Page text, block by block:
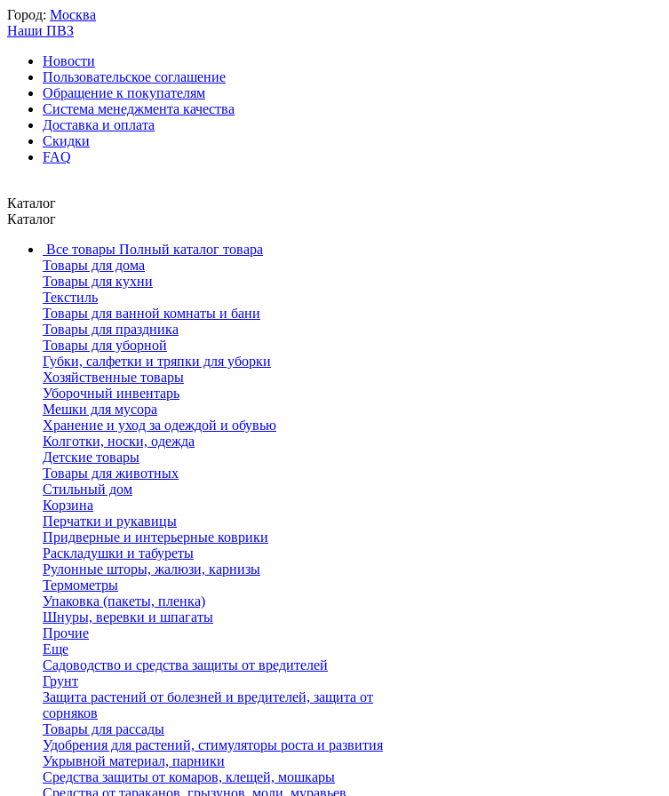
Город: Москва
Наши ПВЗ
Новости
Пользовательское соглашение
Обращение к покупателям
Система менеджмента качества
Доставка и оплата
Скидки
FAQ
Каталог
Каталог
Все товары Полный каталог товара
Товары для дома
Товары для кухни
Текстиль
Товары для ванной комнаты и бани
Товары для праздника
Товары для уборной
Губки, салфетки и тряпки для уборки
Хозяйственные товары
Уборочный инвентарь
Мешки для мусора
Хранение и уход за одеждой и обувью
Колготки, носки, одежда
Детские товары
Товары для животных
Стильный дом
Корзина
Перчатки и рукавицы
Придверные и интерьерные коврики
Раскладушки и табуреты
Рулонные шторы, жалюзи, карнизы
Термометры
Упаковка (пакеты, пленка)
Шнуры, веревки и шпагаты
Прочие
Еще
Садоводство и средства защиты от вредителей
Грунт
Защита растений от болезней и вредителей, защита от
сорняков
Товары для рассады
Удобрения для растений, стимуляторы роста и развития
Укрывной материал, парники
Средства защиты от комаров, клещей, мошкары
Средства от тараканов, грызунов, моли, муравьев